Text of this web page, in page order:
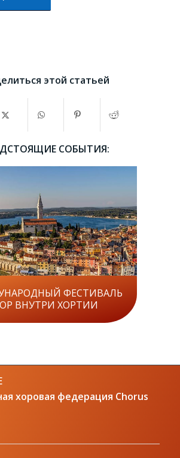
этой статьей
СОБЫТИЯ:
ФЕСТИВАЛЬ
ВНУТРИ ХОРТИИ
хоровая федерация Chorus